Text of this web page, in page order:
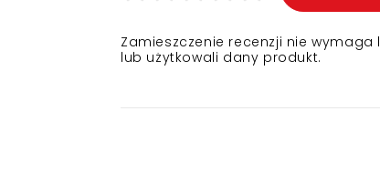
Zamieszczenie recenzji nie
lub użytkowali dany produkt.